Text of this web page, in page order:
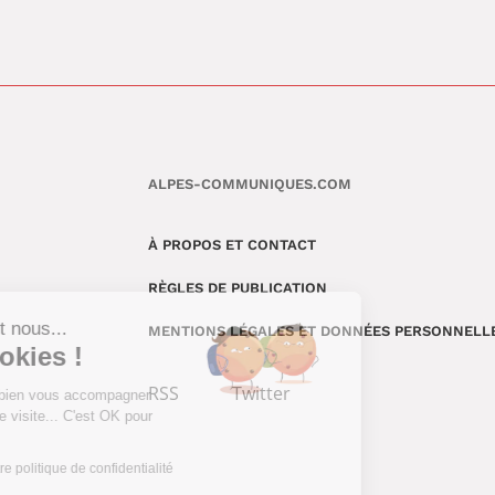
ALPES-COMMUNIQUES.COM
À PROPOS ET CONTACT
RÈGLES DE PUBLICATION
MENTIONS LÉGALES ET DONNÉES
RSS Twitter
Salut c'est nous...
les Cookies !
On aimerait bien vous accompagner
pendant votre visite... C'est OK pour
Consulter notre politique de confidentialité